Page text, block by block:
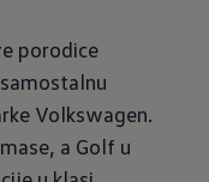
porodice
Volkswagen.
a Golf u